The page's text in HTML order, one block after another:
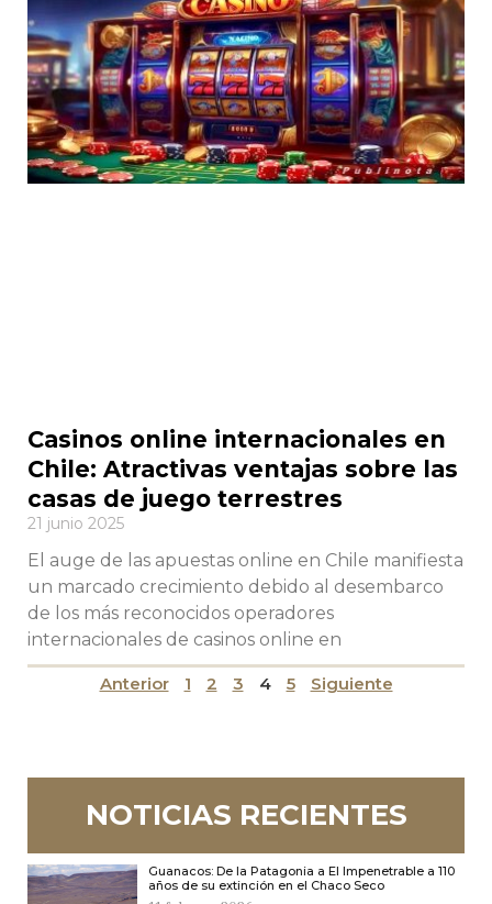
Casinos online internacionales en
Chile: Atractivas ventajas sobre las
casas de juego terrestres
21 junio 2025
El auge de las apuestas online en Chile manifiesta
un marcado crecimiento debido al desembarco
de los más reconocidos operadores
internacionales de casinos online en
Anterior 1 2 3 4 5 Siguiente
NOTICIAS RECIENTES
Guanacos: De la Patagonia a El Impenetrable a 110
años de su extinción en el Chaco Seco